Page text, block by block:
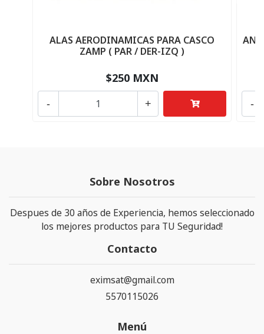
ALAS AERODINAMICAS PARA CASCO
ZAMP ( PAR / DER-IZQ )
$250 MXN
+
- -
Sobre Nosotros
Despues de 30 años de Experiencia, hemos seleccionado
los mejores productos para TU Seguridad!
Contacto
eximsat@gmail.com
5570115026
Menú